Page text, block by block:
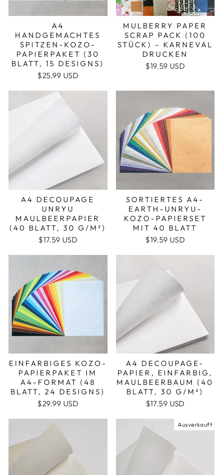
A4
HANDGEMACHTES
SPITZEN-KOZO-
PAPIERPAKET (30
BLATT, 15 DESIGNS)
$25.99 USD
MULBERRY PAPER
SCRAP PACK (100
STÜCK) – KARNEVAL
DRUCKEN
$19.59 USD
A4 DECOUPAGE
UNRYU
MAULBEERPAPIER
(40 BLATT, 30 G/M²)
$17.59 USD
SORTIERTES A4-
EARTH-UNRYU-
KOZO-PAPIERSET
MIT 40 BLATT
$19.59 USD
EINFARBIGES KOZO-
PAPIERPAKET IM
A4-FORMAT (48
BLATT, 24 DESIGNS)
$29.99 USD
A4 DECOUPAGE-
PAPIER, EINFARBIG,
MAULBEERBAUM (40
BLATT, 30 G/M²)
$17.59 USD
Ausverkauft